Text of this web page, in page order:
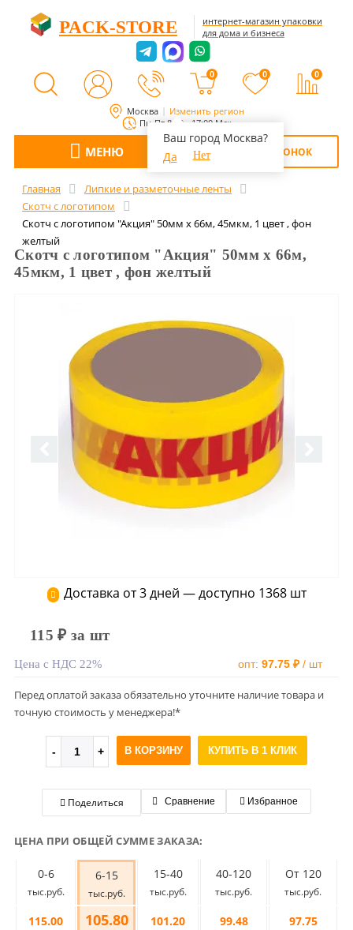
Москва Изменить регион
Ваш город Москва?
Да
Нет
Пн-Пт 8:00 - 17:00 Мск
PACK-STORE
интернет-магазин упаковки
для дома и бизнеса
0 0 0
МЕНЮ ОБРАТНЫЙ ЗВОНОК
Главная
Липкие и разметочные ленты
Скотч с логотипом
Скотч с логотипом "Акция" 50мм х 66м, 45мкм, 1 цвет , фон
желтый
Скотч с логотипом "Акция" 50мм х 66м,
45мкм, 1 цвет , фон желтый
Доставка от 3 дней — доступно 1368 шт
115 ₽ за шт
Цена с НДС 22% опт: 97.75 ₽/ шт
Перед оплатой заказа обязательно уточните наличие товара и
точную стоимость у менеджера!*
В КОРЗИНУ КУПИТЬ В 1 КЛИК
Поделиться Сравнение Избранное
ЦЕНА ПРИ ОБЩЕЙ СУММЕ ЗАКАЗА:
0-6
тыс.руб.
6-15
тыс.руб.
15-40
тыс.руб.
40-120
тыс.руб.
От 120
тыс.руб.
115.00 105.80 101.20 99.48 97.75